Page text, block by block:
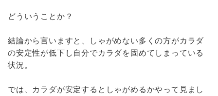
どういうことか？
結論から言いますと、しゃがめない多くの方がカラダ
の安定性が低下し自分でカラダを固めてしまっている
状況。
では、カラダが安定するとしゃがめるかやって見まし